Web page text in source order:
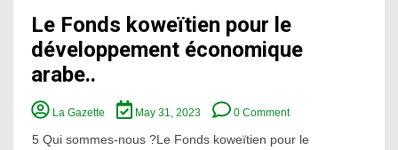
Le Fonds koweïtien pour le
développement économique
arabe..
La Gazette May 31, 2023 0 CommentLe
Fonds
5 Qui sommes-nous ?Le Fonds koweïtien pour le